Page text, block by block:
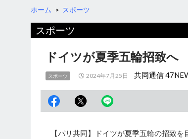
ホーム > スポーツ
スポーツ
ドイツが夏季五輪招致へ
スポーツ 2024年7月25日 共同通信
【パリ共同】ドイツが夏季五輪の招致